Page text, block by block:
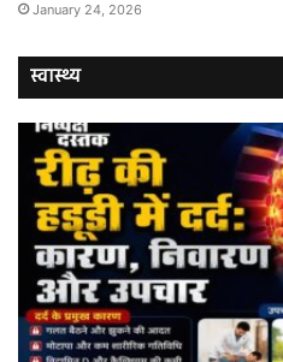
January 24, 2026
स्वास्थ्य